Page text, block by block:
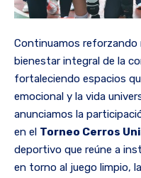
Continuamos
bienestar integral de la
fortaleciendo espacios
emocional y la vida
anunciamos la
en el Torneo Cerros
deportivo que reúne a
en torno al juego limpio,